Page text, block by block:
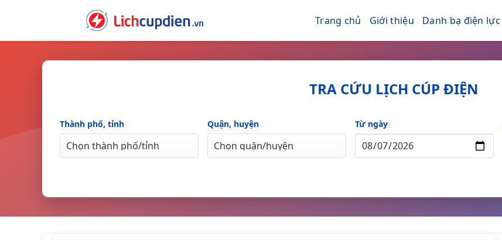
Trang chủ Giới thiệu Danh bạ điện lực
TRA CỨU LỊCH CÚP ĐIỆN
Thành phố, tỉnh Quận, huyện Từ ngày